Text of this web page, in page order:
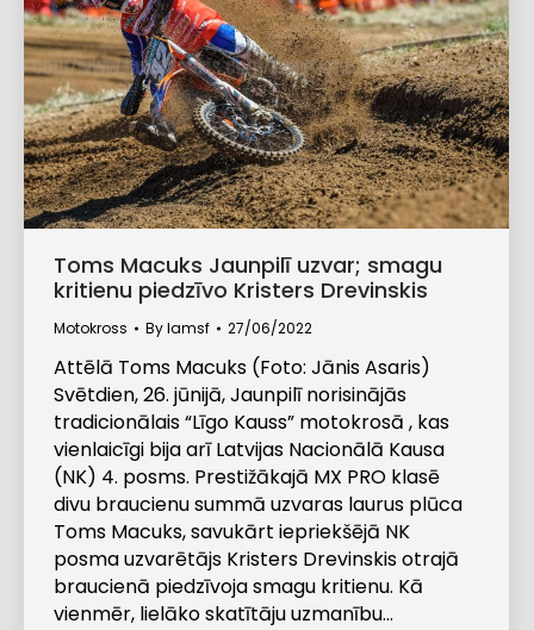
Toms Macuks Jaunpilī uzvar; smagu
kritienu piedzīvo Kristers Drevinskis
Motokross Bylamsf 27/06/2022
Attēlā Toms Macuks (Foto: Jānis Asaris)
Svētdien, 26. jūnijā, Jaunpilī norisinājās
tradicionālais “Līgo Kauss” motokrosā , kas
vienlaicīgi bija arī Latvijas Nacionālā Kausa
(NK) 4. posms. Prestižākajā MX PRO klasē
divu braucienu summā uzvaras laurus plūca
Toms Macuks, savukārt iepriekšējā NK
posma uzvarētājs Kristers Drevinskis otrajā
braucienā piedzīvoja smagu kritienu. Kā
vienmēr, lielāko skatītāju uzmanību…